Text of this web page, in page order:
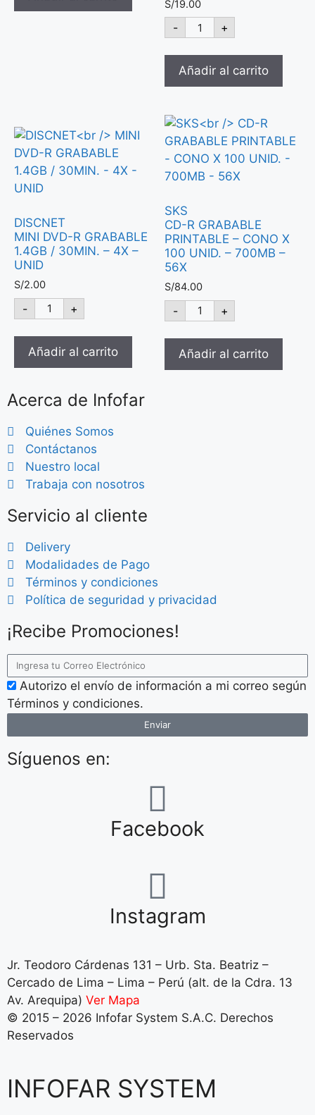
S/19.00
- +
Añadir al carrito
DISCNET
MINI DVD-R GRABABLE
1.4GB / 30MIN. – 4X –
UNID
S/2.00
- +
Añadir al carrito
SKS
CD-R GRABABLE
PRINTABLE – CONO X
100 UNID. – 700MB –
56X
S/84.00
- +
Añadir al carrito
Acerca de Infofar
Quiénes Somos
Contáctanos
Nuestro local
Trabaja con nosotros
Servicio al cliente
Delivery
Modalidades de Pago
Términos y condiciones
Política de seguridad y privacidad
¡Recibe Promociones!
Autorizo el envío de información a mi correo según
Términos y condiciones.
Enviar
Síguenos en:
Facebook
Instagram
Jr. Teodoro Cárdenas 131 – Urb. Sta. Beatriz –
Cercado de Lima – Lima – Perú (alt. de la Cdra. 13
Av. Arequipa) Ver Mapa
© 2015 – 2026 Infofar System S.A.C. Derechos
Reservados
INFOFAR SYSTEM